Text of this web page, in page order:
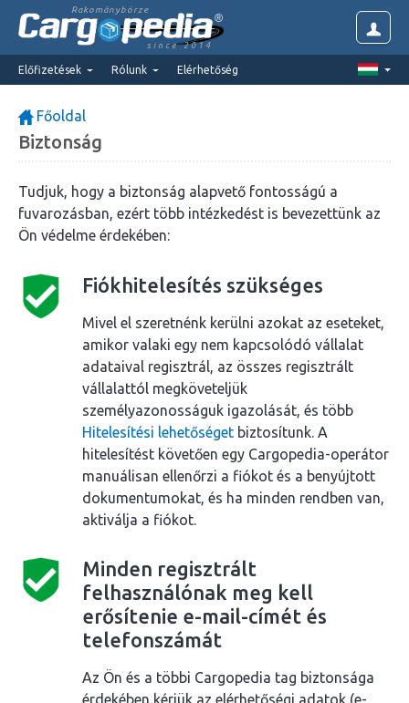
Rakománybörze
since 2014
Előfizetések Rólunk Elérhetőség
Főoldal
Biztonság
Tudjuk, hogy a biztonság alapvető fontosságú a
fuvarozásban, ezért több intézkedést is bevezettünk az
Ön védelme érdekében:
Fiókhitelesítés szükséges
Mivel el szeretnénk kerülni azokat az eseteket,
amikor valaki egy nem kapcsolódó vállalat
adataival regisztrál, az összes regisztrált
vállalattól megköveteljük
személyazonosságuk igazolását, és több
Hitelesítési lehetőséget biztosítunk. A
hitelesítést követően egy Cargopedia-operátor
manuálisan ellenőrzi a fiókot és a benyújtott
dokumentumokat, és ha minden rendben van,
aktiválja a fiókot.
Minden regisztrált
felhasználónak meg kell
erősítenie e-mail-címét és
telefonszámát
Az Ön és a többi Cargopedia tag biztonsága
érdekében kérjük az elérhetőségi adatok (e-